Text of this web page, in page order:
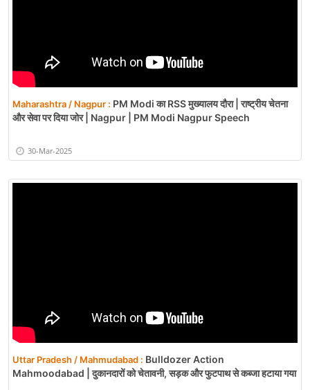
Maharashtra / Nagpur : PM Modi का RSS मुख्यालय दौरा | राष्ट्रीय चेतना
और सेवा पर दिया जोर | Nagpur | PM Modi Nagpur Speech
30-Mar-2025
Uttar Pradesh / Mahmudabad : Bulldozer Action
Mahmoodabad | दुकानदारों को चेतावनी, सड़क और फुटपाथ से कब्जा हटाया गया